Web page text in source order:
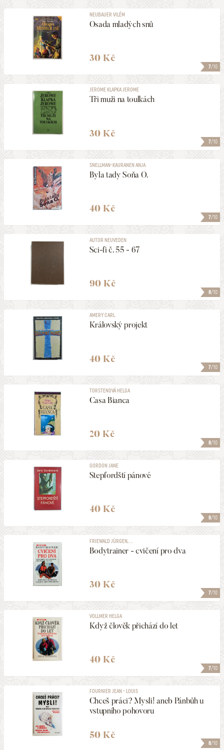
7/10
NEUBAUER VILÉM
Osada mladých snů
30 Kč
7/10
JEROME KLAPKA JEROME
Tři muži na toulkách
30 Kč
7/10
SNELLMAN-KAURANEN ANJA
Byla tady Soňa O.
40 Kč
8/10
AUTOR NEUVEDEN
Sci-fi č. 55 - 67
90 Kč
7/10
AMERY CARL
Královský projekt
40 Kč
8/10
TORSTENOVÁ HELGA
Casa Bianca
20 Kč
8/10
GORDON JANE
Stepfordští pánové
40 Kč
7/10
FRIEWALD JÜRGEN, ...
Bodytrainer - cvičení pro dva
30 Kč
7/10
VOLLMER HELGA
Když člověk přichází do let
40 Kč
8/10
FOURNIER JEAN - LOUIS
Chceš práci? Mysli! aneb Pánbůh u
vstupního pohovoru
50 Kč